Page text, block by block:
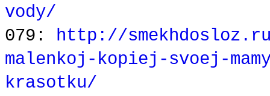
vody/
079: http://
malenkoj-kopiej-svoej-
krasotku/